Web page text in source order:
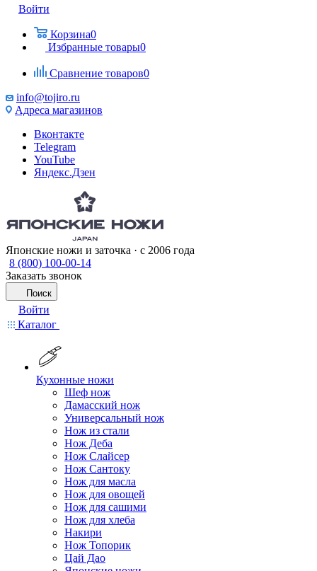
Войти
Корзина0
Избранные товары0
Сравнение товаров0
info@tojiro.ru
Адреса магазинов
Вконтакте
Telegram
YouTube
Яндекс.Дзен
Японские ножи и заточка · с 2006 года
8 (800) 100-00-14
Заказать звонок
Поиск
Войти
Каталог
Кухонные ножи
Шеф нож
Дамасский нож
Универсальный нож
Нож из стали
Нож Деба
Нож Слайсер
Нож Сантоку
Нож для масла
Нож для овощей
Нож для сашими
Нож для хлеба
Накири
Нож Топорик
Цай Дао